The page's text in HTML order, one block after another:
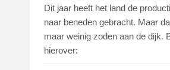
Dit jaar heeft het land de
naar beneden gebracht. Maar
maar weinig zoden aan de dijk.
hierover: